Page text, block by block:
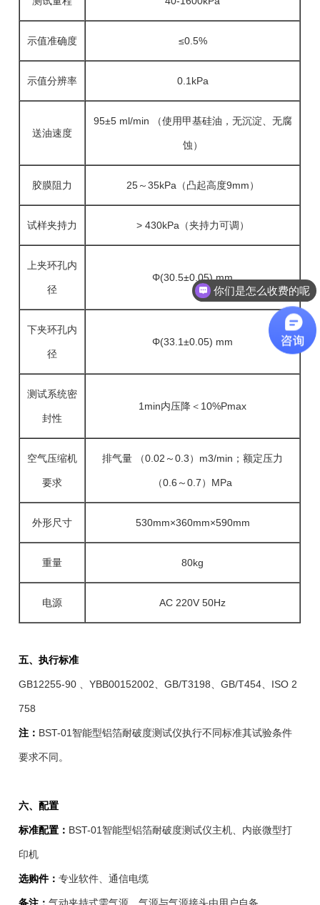
示值准确度 ≤0.5%
示值分辨率 0.1kPa
送油速度
95±5 ml/min （使用甲基硅油，无沉淀、无腐
蚀）
胶膜阻力 25～35kPa（凸起高度9mm）
试样夹持力 > 430kPa（夹持力可调）
上夹环孔内
径
Φ(30.5±0.05) mm
下夹环孔内
径
Φ(33.1±0.05) mm
测试系统密
封性
1min内压降＜10%Pmax
空气压缩机
要求
排气量 （0.02～0.3）m3/min；额定压力
（0.6～0.7）MPa
外形尺寸 530mm×360mm×590mm
重量 80kg
电源 AC 220V 50Hz
五、执行标准
GB12255-90 、YBB00152002、GB/T3198、GB/T454、ISO 2
758
注： BST-01智能型铝箔耐破度测试仪执行不同标准其试验条件
要求不同。
六、配置
标准配置： BST-01智能型铝箔耐破度测试仪主机、内嵌微型打
印机
选购件：专业软件、通信电缆
你们是怎么收费的呢